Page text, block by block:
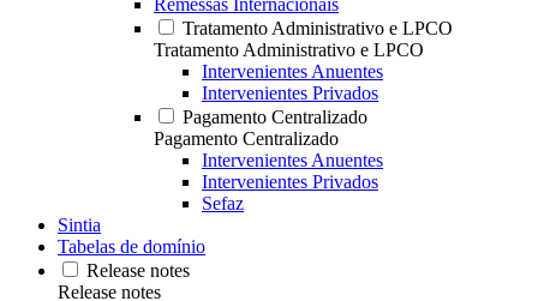
Remessas Internacionais
Tratamento Administrativo e LPCO
Tratamento Administrativo e LPCO
Intervenientes Anuentes
Intervenientes Privados
Pagamento Centralizado
Pagamento Centralizado
Intervenientes Anuentes
Intervenientes Privados
Sefaz
Sintia
Tabelas de domínio
Release notes
Release notes